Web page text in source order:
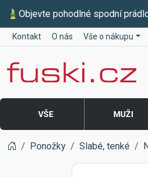
🎍 Objevte pohodlné spodní
Kontakt O nás Vše o nákupu
Fuski BOMA
VŠE MUŽI
Ponožky Slabé, tenké